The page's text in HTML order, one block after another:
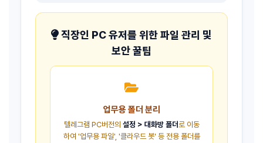
직장인 PC 유저를 위한 파일 관리 및
보안 꿀팁
업무용 폴더 분리
텔레그램 PC버전의 설정 > 대화방 폴더로 이동
하여 '업무용 파일', '클라우드 봇' 등 전용 폴더를